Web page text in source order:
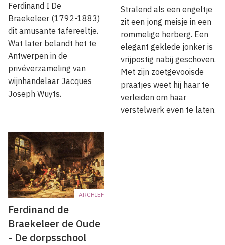
Ferdinand I De
Braekeleer (1792-1883)
dit amusante tafereeltje.
Wat later belandt het te
Antwerpen in de
privéverzameling van
wijnhandelaar Jacques
Joseph Wuyts.
Stralend als een engeltje
zit een jong meisje in een
rommelige herberg. Een
elegant geklede jonker is
vrijpostig nabij geschoven.
Met zijn zoetgevooisde
praatjes weet hij haar te
verleiden om haar
verstelwerk even te laten.
ARCHIEF
Ferdinand de
Braekeleer de Oude
- De dorpsschool